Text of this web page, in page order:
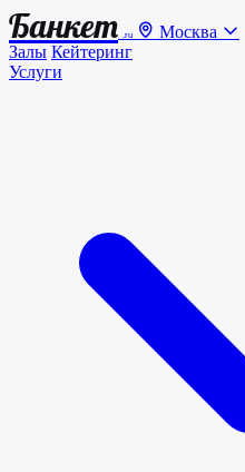
Банкет .ru
Москва
Залы Кейтеринг
Услуги